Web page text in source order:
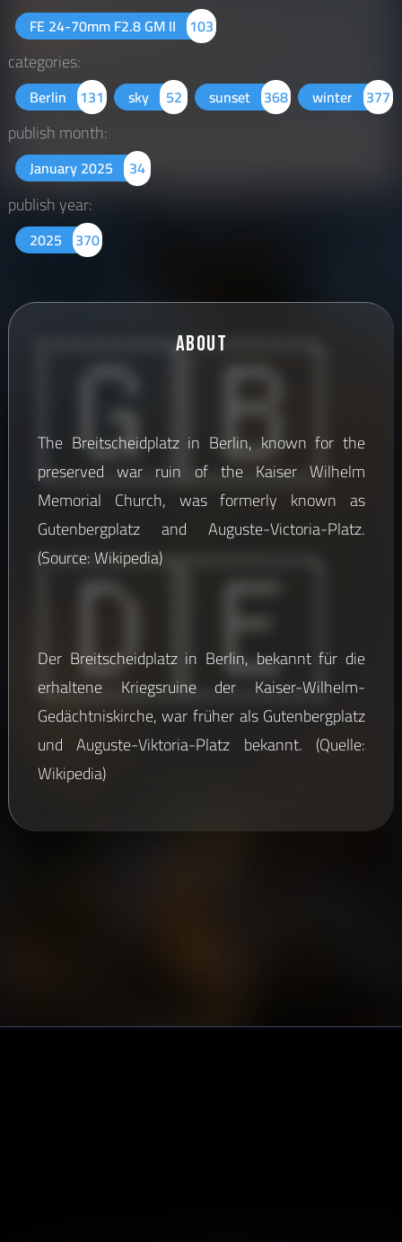
FE 24-70mm F2.8 GM II 103
categories:
Berlin 131 sky 52 sunset 368 winter 377
publish month:
January 2025 34
publish year:
2025 370
About
🇬🇧
The Breitscheidplatz in Berlin, known for the
preserved war ruin of the Kaiser Wilhelm
Memorial Church, was formerly known as
Gutenbergplatz and Auguste-Victoria-Platz.
(Source: Wikipedia)
🇩🇪
Der Breitscheidplatz in Berlin, bekannt für die
erhaltene Kriegsruine der Kaiser-Wilhelm-
Gedächtniskirche, war früher als Gutenbergplatz
und Auguste-Viktoria-Platz bekannt. (Quelle:
Wikipedia)